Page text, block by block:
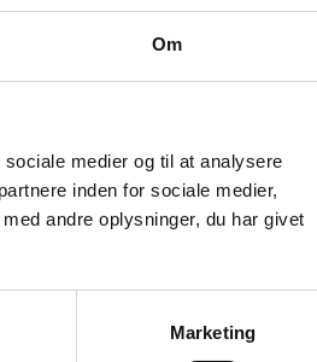
Om
medier og til at analysere
inden for sociale medier,
andre oplysninger, du har givet
Marketing
virksomhed.